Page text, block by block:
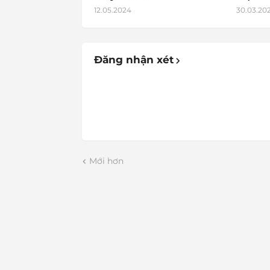
12.05.2024
Đăng nhận xét
Mới hơn